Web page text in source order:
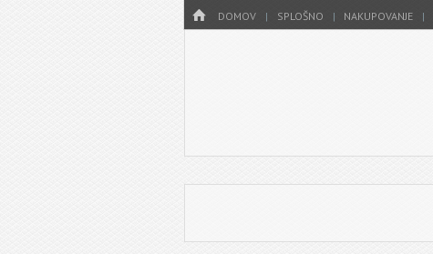
HOME
Menu
SKIP TO CONTENT
DOMOV SPLOŠNO NAKUPOVANJE